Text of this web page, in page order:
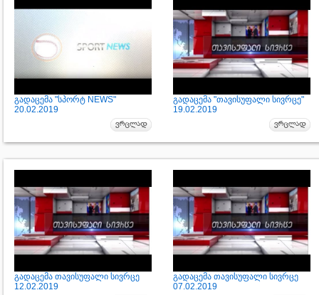
გადაცემა "სპორტ NEWS"
20.02.2019
გადაცემა "თავისუფალი სივრცე"
19.02.2019
გადაცემა თავისუფალი სივრცე
12.02.2019
გადაცემა თავისუფალი სივრცე
07.02.2019